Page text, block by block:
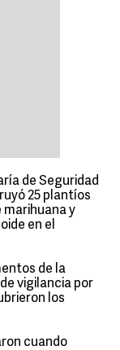
de Seguridad
25 plantíos
marihuana y
en el
de la
vigilancia por
los
cuando